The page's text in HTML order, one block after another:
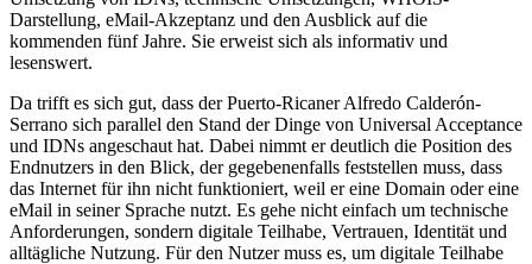
Darstellung, eMail-Akzeptanz und den Ausblick auf die
kommenden fünf Jahre. Sie erweist sich als informativ und
lesenswert.
Da trifft es sich gut, dass der Puerto-Ricaner Alfredo Calderón-
Serrano sich parallel den Stand der Dinge von Universal Acceptance
und IDNs angeschaut hat. Dabei nimmt er deutlich die Position des
Endnutzers in den Blick, der gegebenenfalls feststellen muss, dass
das Internet für ihn nicht funktioniert, weil er eine Domain oder eine
eMail in seiner Sprache nutzt. Es gehe nicht einfach um technische
Anforderungen, sondern digitale Teilhabe, Vertrauen, Identität und
alltägliche Nutzung. Für den Nutzer muss es, um digitale Teilhabe